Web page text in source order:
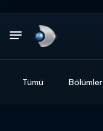
Tümü Bölümler